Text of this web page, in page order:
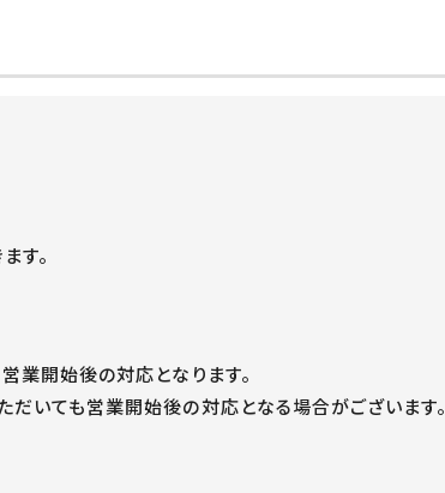
す。
業開始後の対応となります。
いても営業開始後の対応となる場合がございます。